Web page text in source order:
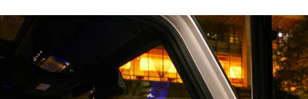
ム
Cabriolet/Roadster